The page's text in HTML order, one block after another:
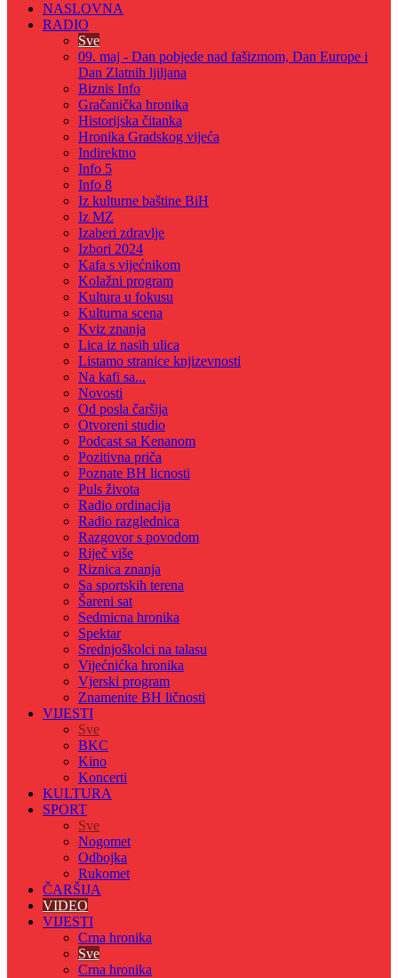
NASLOVNA
RADIO
Sve
09. maj - Dan pobjede nad fašizmom, Dan Europe i
Dan Zlatnih ljiljana
Biznis Info
Gračanička hronika
Historijska čitanka
Hronika Gradskog vijeća
Indirektno
Info 5
Info 8
Iz kulturne baštine BiH
Iz MZ
Izaberi zdravlje
Izbori 2024
Kafa s vijećnikom
Kolažni program
Kultura u fokusu
Kulturna scena
Kviz znanja
Lica iz nasih ulica
Listamo stranice knjizevnosti
Na kafi sa...
Novosti
Od posla čaršija
Otvoreni studio
Podcast sa Kenanom
Pozitivna priča
Poznate BH licnosti
Puls života
Radio ordinacija
Radio razglednica
Razgovor s povodom
Riječ više
Riznica znanja
Sa sportskih terena
Šareni sat
Sedmicna hronika
Spektar
Srednjoškolci na talasu
Vijećnićka hronika
Vjerski program
Znamenite BH ličnosti
VIJESTI
Sve
BKC
Kino
Koncerti
KULTURA
SPORT
Sve
Nogomet
Odbojka
Rukomet
ČARŠIJA
VIDEO
VIJESTI
Crna hronika
Sve
Crna hronika